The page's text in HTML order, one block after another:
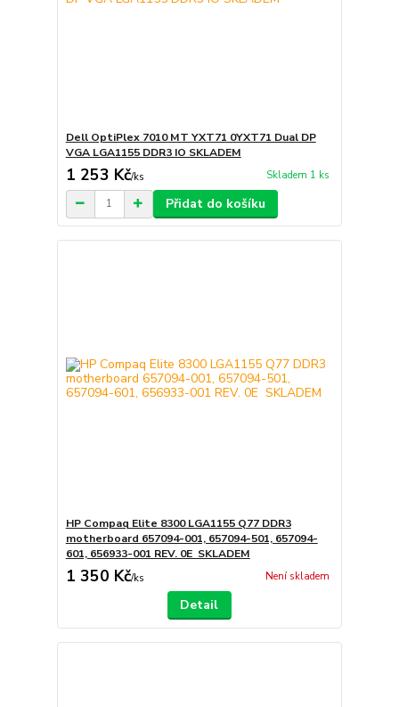
Dell OptiPlex 7010 MT YXT71 0YXT71 Dual DP
VGA LGA1155 DDR3 IO SKLADEM
1 253 Kč/ks Skladem 1 ks
Přidat do košíku
HP Compaq Elite 8300 LGA1155 Q77 DDR3
motherboard 657094-001, 657094-501, 657094-
601, 656933-001 REV. 0E SKLADEM
1 350 Kč/ks Není skladem
Detail